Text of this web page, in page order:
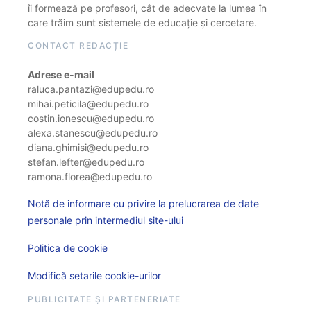
îi formează pe profesori, cât de adecvate la lumea în
care trăim sunt sistemele de educație și cercetare.
CONTACT REDACȚIE
Adrese e-mail
raluca.pantazi@edupedu.ro
mihai.peticila@edupedu.ro
costin.ionescu@edupedu.ro
alexa.stanescu@edupedu.ro
diana.ghimisi@edupedu.ro
stefan.lefter@edupedu.ro
ramona.florea@edupedu.ro
Notă de informare cu privire la prelucrarea de date
personale prin intermediul site-ului
Politica de cookie
Modifică setarile cookie-urilor
PUBLICITATE ȘI PARTENERIATE